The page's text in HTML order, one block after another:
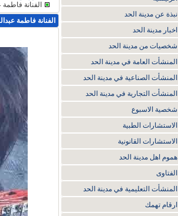
نبذة عن مدينة الحد
اخبار مدينة الحد
شخصيات من مدينة الحد
المنشأت العامة في مدينة الحد
المنشأت الصناعية في مدينة الحد
المنشأت التجارية في مدينة الحد
شخصية الاسبوع
الاستشارات الطبية
الاستشارات القانونية
هموم اهل مدينة الحد
الفتاوى
المنشأت التعليمية في مدينة الحد
ارقام تهمك
الفنانة
الفنانة فاطمة